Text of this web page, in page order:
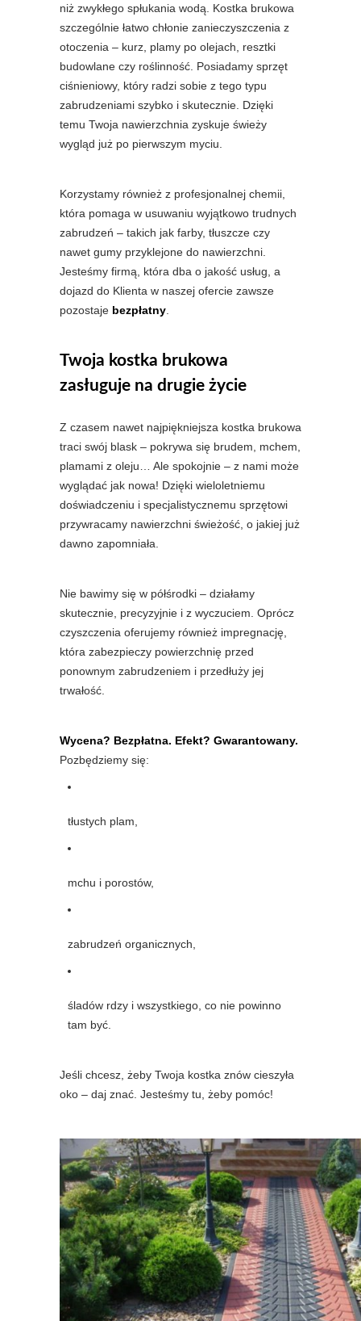
niż zwykłego spłukania wodą. Kostka brukowa
szczególnie łatwo chłonie zanieczyszczenia z
otoczenia – kurz, plamy po olejach, resztki
budowlane czy roślinność. Posiadamy sprzęt
ciśnieniowy, który radzi sobie z tego typu
zabrudzeniami szybko i skutecznie. Dzięki
temu Twoja nawierzchnia zyskuje świeży
wygląd już po pierwszym myciu.
Korzystamy również z profesjonalnej chemii,
która pomaga w usuwaniu wyjątkowo trudnych
zabrudzeń – takich jak farby, tłuszcze czy
nawet gumy przyklejone do nawierzchni.
Jesteśmy firmą, która dba o jakość usług, a
dojazd do Klienta w naszej ofercie zawsze
pozostaje bezpłatny.
Twoja kostka brukowa
zasługuje na drugie życie
Z czasem nawet najpiękniejsza kostka brukowa
traci swój blask – pokrywa się brudem, mchem,
plamami z oleju… Ale spokojnie – z nami może
wyglądać jak nowa! Dzięki wieloletniemu
doświadczeniu i specjalistycznemu sprzętowi
przywracamy nawierzchni świeżość, o jakiej już
dawno zapomniała.
Nie bawimy się w półśrodki – działamy
skutecznie, precyzyjnie i z wyczuciem. Oprócz
czyszczenia oferujemy również impregnację,
która zabezpieczy powierzchnię przed
ponownym zabrudzeniem i przedłuży jej
trwałość.
Wycena? Bezpłatna. Efekt? Gwarantowany.
Pozbędziemy się:
tłustych plam,
mchu i porostów,
zabrudzeń organicznych,
śladów rdzy i wszystkiego, co nie powinno
tam być.
Jeśli chcesz, żeby Twoja kostka znów cieszyła
oko – daj znać. Jesteśmy tu, żeby pomóc!